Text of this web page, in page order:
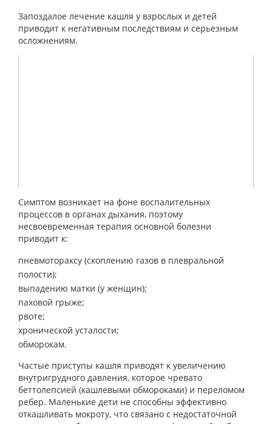
Запоздалое лечение кашля у взрослых и детей
приводит к негативным последствиям и серьезным
осложнениям.
Симптом возникает на фоне воспалительных
процессов в органах дыхания, поэтому
несвоевременная терапия основной болезни
приводит к:
пневмотораксу (скоплению газов в плевральной
полости);
выпадению матки (у женщин);
паховой грыже;
рвоте;
хронической усталости;
обморокам.
Частые приступы кашля приводят к увеличению
внутригрудного давления, которое чревато
беттолепсией (кашлевыми обмороками) и переломом
ребер. Маленькие дети не способны эффективно
откашливать мокроту, что связано с недостаточной